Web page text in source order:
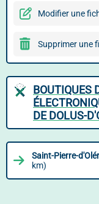
Modifier une
Supprimer une
BOUTIQUES
DE DOLUS-
Saint-Pierre-
km)